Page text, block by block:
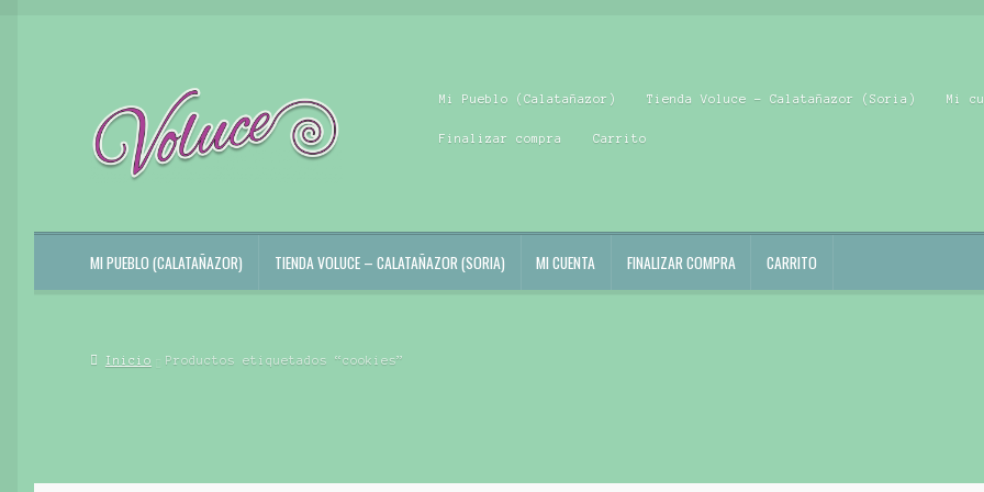
la
navegación
contenido
Mi Pueblo (Calatañazor) Tienda Voluce – Calatañazor (Soria) Mi
Finalizar compra Carrito
MI PUEBLO (CALATAÑAZOR) TIENDA VOLUCE – CALATAÑAZOR (SORIA) MI CUENTA FINALIZAR COMPRA CARRITO
Inicio Productos etiquetados “cookies”